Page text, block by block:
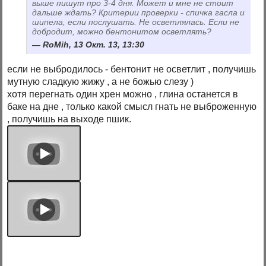
выше пишут про 3-4 дня. Может и мне не стоит
дальше ждать? Критерии проверки - спичка гасла и
шипела, если послушать. Не осветлялась. Если не
добродит, можно бентонитом осветлять?
RoMih, 13 Окт. 13, 13:30
если не выбродилось - бентонит не осветлит , получишь
мутную сладкую жижу , а не божью слезу )
хотя перегнать один хрен можно , глина останется в
баке на дне , только какой смысл гнать не выброженную
, получишь на выходе пшик.